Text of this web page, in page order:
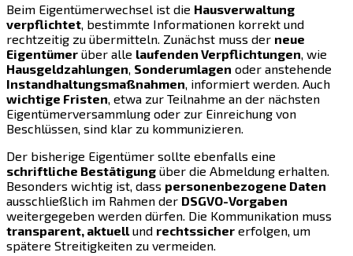
Beim Eigentümerwechsel ist die Hausverwaltung
verpflichtet, bestimmte Informationen korrekt und
rechtzeitig zu übermitteln. Zunächst muss der neue
Eigentümer über alle laufenden Verpflichtungen, wie
Hausgeldzahlungen, Sonderumlagen oder anstehende
Instandhaltungsmaßnahmen, informiert werden. Auch
wichtige Fristen, etwa zur Teilnahme an der nächsten
Eigentümerversammlung oder zur Einreichung von
Beschlüssen, sind klar zu kommunizieren.
Der bisherige Eigentümer sollte ebenfalls eine
schriftliche Bestätigung über die Abmeldung erhalten.
Besonders wichtig ist, dass personenbezogene Daten
ausschließlich im Rahmen der DSGVO-Vorgaben
weitergegeben werden dürfen. Die Kommunikation muss
transparent, aktuellund rechtssicher erfolgen, um
spätere Streitigkeiten zu vermeiden.